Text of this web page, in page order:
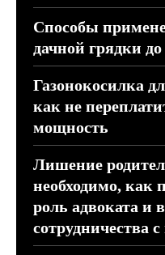
Способы
дачной грядки
Газонокосилка
как не
мощность
Лишение
необходимо, как
роль адвоката и
сотрудничества